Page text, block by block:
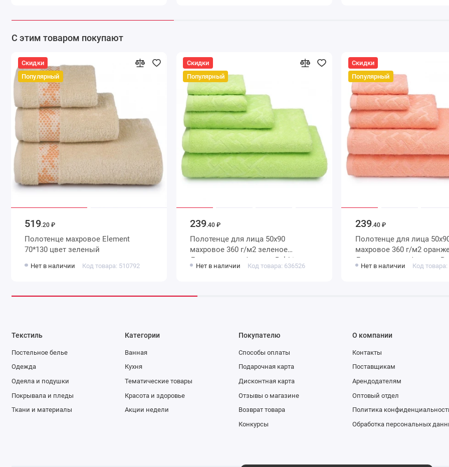
С этим товаром покупают
Скидки
Популярный
519.20 ₽
Полотенце махровое Element
70*130 цвет зеленый
Нет в наличии Код товара: 510792
Скидки
Популярный
239.40 ₽
Полотенце для лица 50х90
махровое 360 г/м2 зеленое
Донецкая мануфактура Baldric
Нет в наличии Код товара: 636526
Скидки
Популярный
239.40 ₽
Полотенце для лица 50х90
махровое 360 г/м2 оранжевое
Донецкая мануфактура
Нет в наличии Код
Текстиль
Постельное белье
Одежда
Одеяла и подушки
Покрывала и пледы
Ткани и материалы
Категории
Ванная
Кухня
Тематические товары
Красота и здоровье
Акции недели
Покупателю
Способы оплаты
Подарочная карта
Дисконтная карта
Отзывы о магазине
Возврат товара
Конкурсы
О компании
Контакты
Поставщикам
Арендодателям
Оптовый отдел
Политика
Обработка персональных